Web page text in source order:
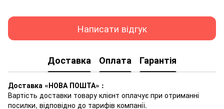
Написати відгук
Доставка Оплата Гарантія
Доставка «НОВА ПОШТА» :
Вартість доставки товару клієнт оплачує при отриманні
посилки, відповідно до тарифів компанії.